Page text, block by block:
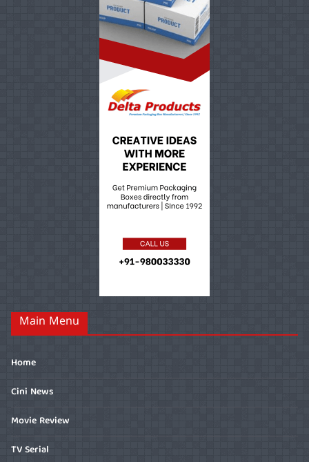
Main Menu
Home
Cini News
Movie Review
TV Serial